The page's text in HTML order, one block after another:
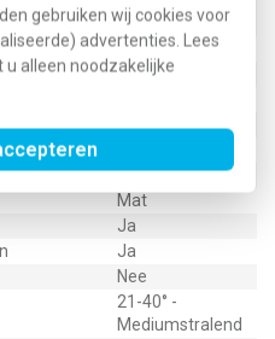
gebruiken wij cookies voor
advertenties. Lees
u alleen noodzakelijke
Ja
Direct
Symmetrisch
Nee
Ja
Mat
Ja
Ja
Nee
21-40° -
Mediumstralend